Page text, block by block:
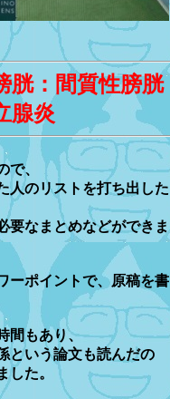
胱：間質性膀胱
腺炎
で、
人のリストを打ち出した
要なまとめなどができま
ーポイントで、原稿を書
間もあり、
という論文も読んだの
した。